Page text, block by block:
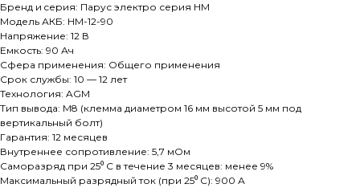
Бренд и cерия: Парус электро серия HM
Модель АКБ: HM-12-90
Напряжение: 12 В
Емкость: 90 Ач
Сфера применения: Общего применения
Срок службы: 10 — 12 лет
Технология: AGM
Тип вывода: M8 (клемма диаметром 16 мм высотой 5 мм под
вертикальный болт)
Гарантия: 12 месяцев
Внутреннее сопротивление: 5,7 мОм
Саморазряд при 25⁰ С в течение 3 месяцев: менее 9%
Максимальный разрядный ток (при 25⁰ С): 900 А